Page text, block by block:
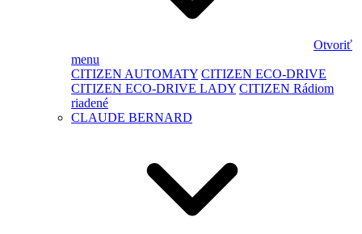
Otvoriť
menu
CITIZEN AUTOMATY CITIZEN ECO-DRIVE
CITIZEN ECO-DRIVE LADY CITIZEN Rádiom
riadené
CLAUDE BERNARD